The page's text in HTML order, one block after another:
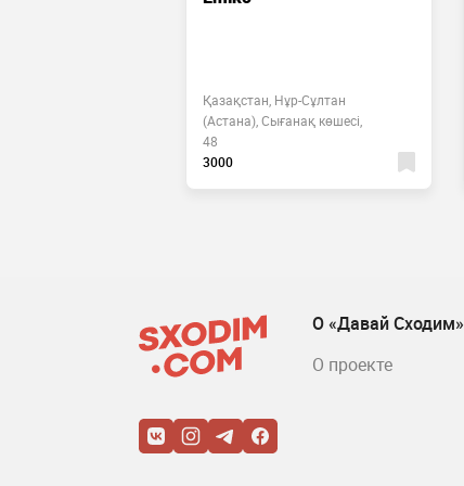
Қазақстан, Нұр-Сұлтан
(Астана), Сығанақ көшесі,
48
3000
О «Давай Сходим»
О проекте